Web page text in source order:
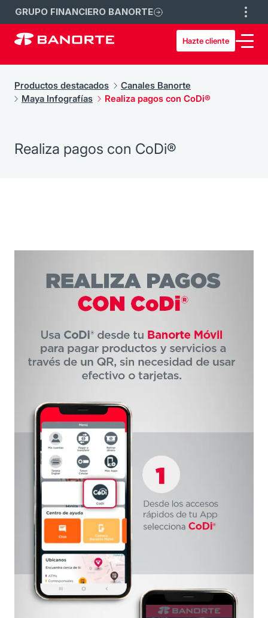
GRUPO FINANCIERO BANORTE
Hazte cliente
Productos destacados
Canales Banorte
Maya Infografías
Realiza pagos con CoDi®
Realiza pagos con CoDi®